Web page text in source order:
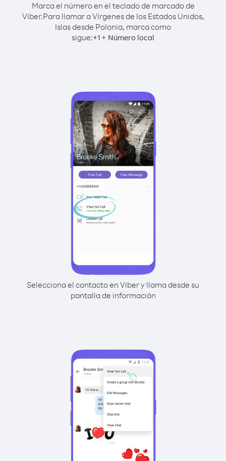
Marca el número en el teclado de marcado de
Viber.Para llamar a Vírgenes de los Estados Unidos,
Islas desde Polonia, marca como
sigue:+1 + Número local
Selecciona el contacto en Viber y llama desde su
pantalla de información